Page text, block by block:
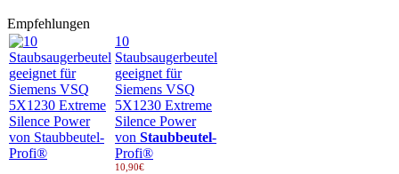
Empfehlungen
10
Staubsaugerbeutel
geeignet für
Siemens VSQ
5X1230 Extreme
Silence Power
von Staubbeutel-
Profi®
10,90€